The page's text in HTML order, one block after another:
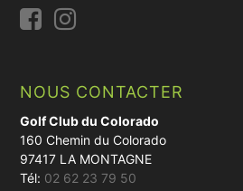
NOUS CONTACTER
Golf Club du Colorado
160 Chemin du Colorado
97417 LA MONTAGNE
Tél: 02 62 23 79 50